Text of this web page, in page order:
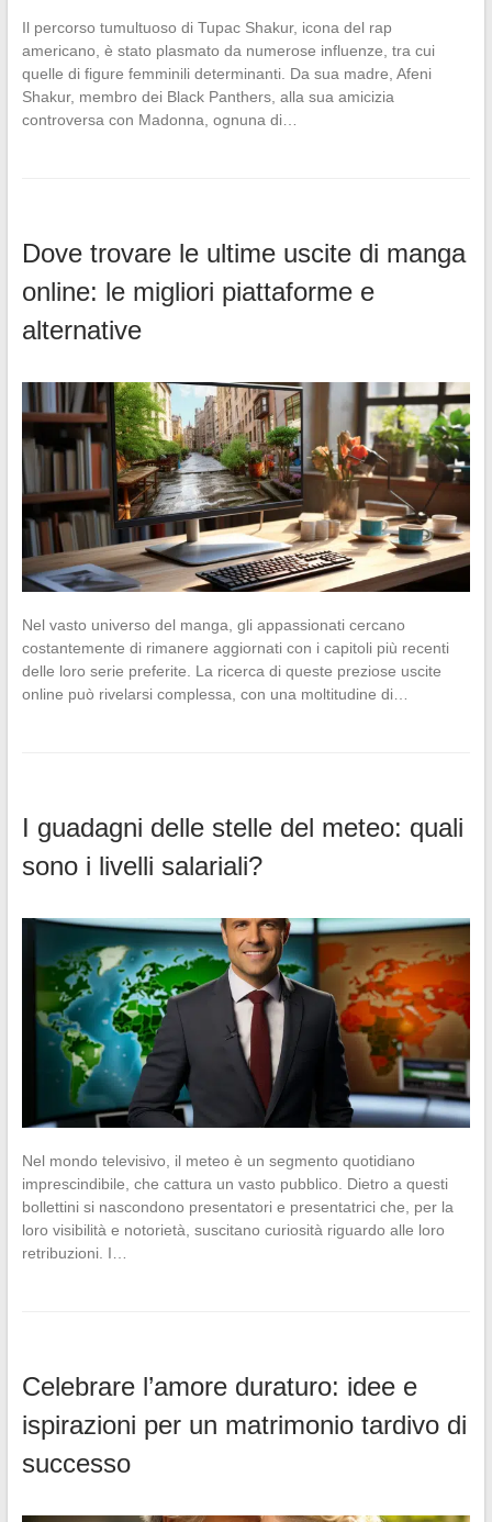
Il percorso tumultuoso di Tupac Shakur, icona del rap
americano, è stato plasmato da numerose influenze, tra cui
quelle di figure femminili determinanti. Da sua madre, Afeni
Shakur, membro dei Black Panthers, alla sua amicizia
controversa con Madonna, ognuna di…
Dove trovare le ultime uscite di manga
online: le migliori piattaforme e
alternative
Nel vasto universo del manga, gli appassionati cercano
costantemente di rimanere aggiornati con i capitoli più recenti
delle loro serie preferite. La ricerca di queste preziose uscite
online può rivelarsi complessa, con una moltitudine di…
I guadagni delle stelle del meteo: quali
sono i livelli salariali?
Nel mondo televisivo, il meteo è un segmento quotidiano
imprescindibile, che cattura un vasto pubblico. Dietro a questi
bollettini si nascondono presentatori e presentatrici che, per la
loro visibilità e notorietà, suscitano curiosità riguardo alle loro
retribuzioni. I…
Celebrare l’amore duraturo: idee e
ispirazioni per un matrimonio tardivo di
successo